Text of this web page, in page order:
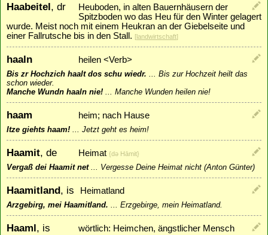
Haabeitel, dr
Heuboden, in alten Bauernhäusern der
Spitzboden wo das Heu für den Winter gelagert
wurde. Meist noch mit einem Heukran an der Giebelseite und
einer Fallrutsche bis in den Stall. [landwirtschaft]
haaln heilen <Verb>
Bis zr Hochzich haalt dos schu wiedr. ... Bis zur Hochzeit heilt das
schon wieder.
Manche Wundn haaln nie! ... Manche Wunden heilen nie!
haam heim; nach Hause
Itze giehts haam! ... Jetzt geht es heim!
Haamit, de Heimat {dǝ Hāmit}
Vergaß dei Haamit net... Vergesse Deine Heimat nicht (Anton Günter)
Haamitland, is Heimatland
Arzgebirg, mei Haamitland. ... Erzgebirge, mein Heimatland.
Haaml, is wörtlich: Heimchen, ängstlicher Mensch